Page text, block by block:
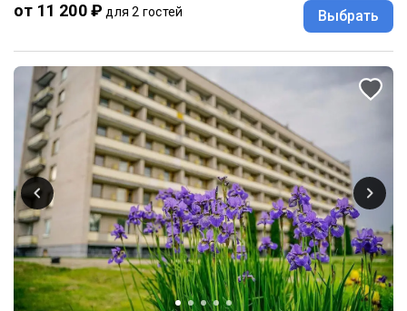
от 11 200 ₽ для 2 гостей Выбрать